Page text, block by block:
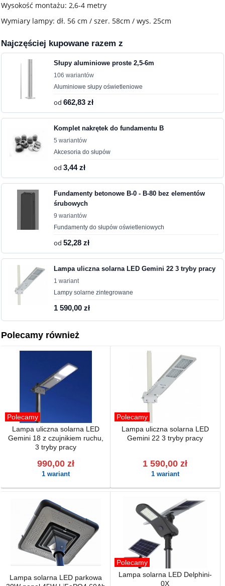
Wysokość montażu: 2,6-4 metry
Wymiary lampy: dł. 56 cm / szer. 58cm / wys. 25cm
Najczęściej kupowane razem z
Słupy aluminiowe proste 2,5-6m
106 wariantów
Aluminiowe słupy oświetleniowe
od662,83 zł
Komplet nakrętek do fundamentu B
5 wariantów
Akcesoria do słupów
od3,44 zł
Fundamenty betonowe B-0 - B-80 bez elementów
śrubowych
9 wariantów
Fundamenty do słupów oświetleniowych
od52,28 zł
Lampa uliczna solarna LED Gemini 22 3 tryby pracy
1 wariant
Lampy solarne zintegrowane
1 590,00 zł
Polecamy również
Polecamy
Lampa uliczna solarna LED
Gemini 18 z czujnikiem ruchu,
3 tryby pracy
990,00 zł
1 wariant
Polecamy
Lampa uliczna solarna LED
Gemini 22 3 tryby pracy
1 590,00 zł
1 wariant
Lampa solarna LED parkowa
Polecamy
Lampa solarna LED Delphini-
0X